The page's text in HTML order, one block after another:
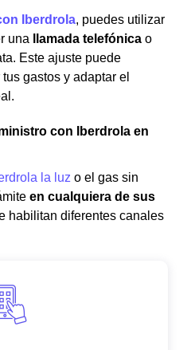
Iberdrola, puedes utilizar
una llamada telefónica o
Este ajuste puede
gastos y adaptar el
con Iberdrola en
la luz o el gas sin
en cualquiera de sus
habilitan diferentes canales